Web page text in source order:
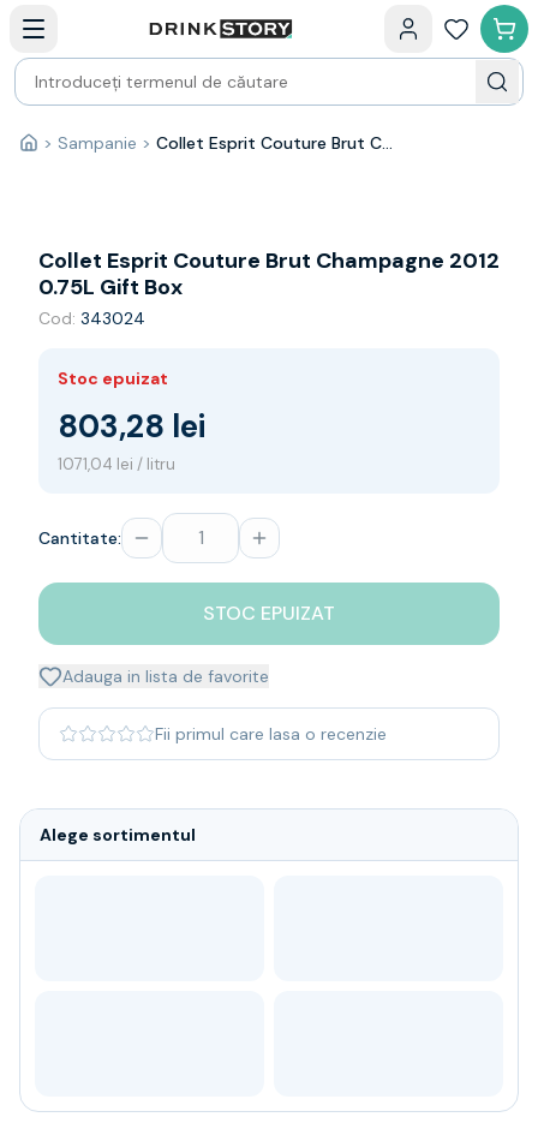
Bauturi fine — selectie
Produse Noi
Cosuri cadou
Pachete & Cadouri
Vin
Franta
Spania
Africa de Sud
Germania
Noua Zeelanda
Spumante
Sampanie
Single malt
Japanese
Bourbon
Blanded Japanese
Canadian
Rom
Vodka
Ceai
Acasă
> Sampanie > Collet Esprit Couture Brut Champagne 2012 0.75L Gift Box
Collet Esprit Couture Brut Champagne 2012
0.75L Gift Box
Cod: 343024
Stoc epuizat
803,28 lei
1071,04 lei / litru
Cantitate:
STOC EPUIZAT
Adauga in lista de favorite
Fii primul care lasa o recenzie
Alege sortimentul